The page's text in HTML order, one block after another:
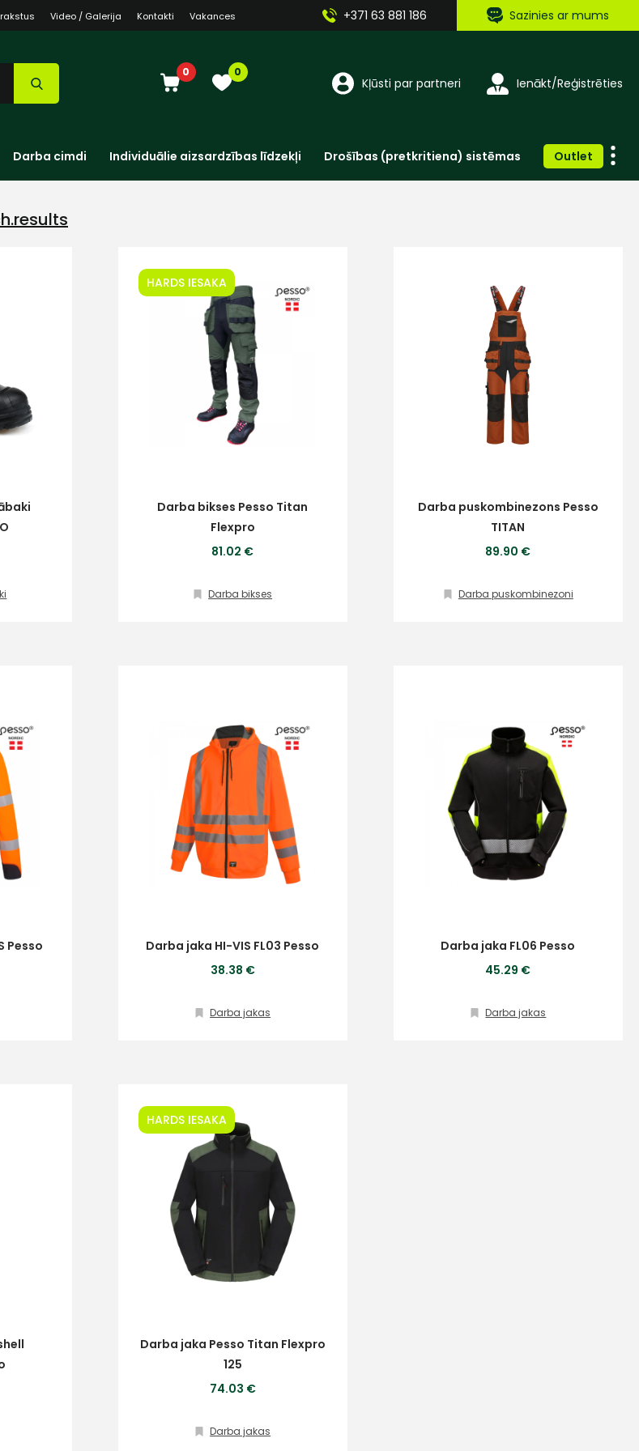
Video / Galerija Kontakti Vakances +371 63 881 186 Sazinies ar mums
0 0
Kļūsti par partneri Ienākt/Reģistrēties
Darba cimdi Individuālie aizsardzības līdzekļi Drošības (pretkritiena) sistēmas Outlet
HARDS IESAKA
Darba bikses Pesso Titan
Flexpro
81.02 €
Darba bikses
Darba puskombinezons Pesso
TITAN
89.90 €
Darba puskombinezoni
Pesso
Darba jaka HI-VIS FL03 Pesso
38.38 €
Darba jakas
Darba jaka FL06 Pesso
45.29 €
Darba jakas
HARDS IESAKA
Darba jaka Pesso Titan Flexpro
125
74.03 €
Darba jakas
Sazinies
mums!
Atbildēsim